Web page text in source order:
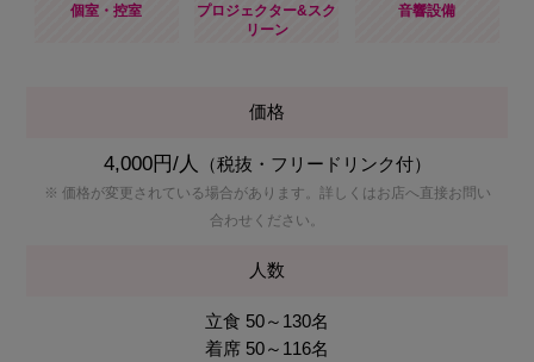
個室・控室
プロジェクター&スク
リーン
音響設備
価格
4,000円/人 （税抜・フリードリンク付）
※ 価格が変更されている場合があります。詳しくはお店へ直接お問い
合わせください。
人数
立食 50～130名
着席 50～116名